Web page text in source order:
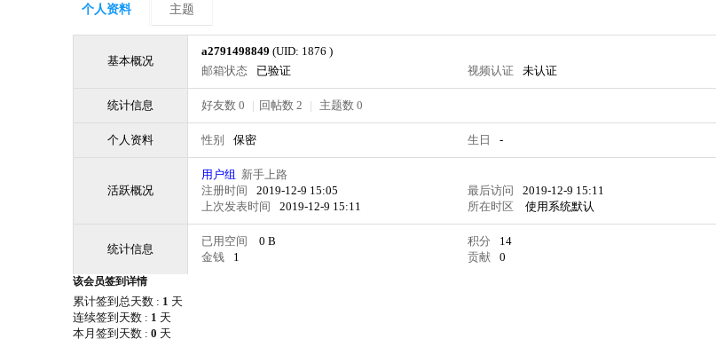
个人资料 主题
基本概况
a2791498849 (UID: 1876 )
邮箱状态
已验证 视频认证 未认证
统计信息 好友数 0 | 回帖数 2 | 主题数 0
个人资料 性别 保密 生日 -
活跃概况
用户组 新手上路
注册时间
2019-12-9 15:05 最后访问 2019-12-9 15:11
上次发表时间
2019-12-9 15:11 所在时区 使用系统默认
统计信息
已用空间 0 B 积分 14
金钱
1 贡献 0
该会员签到详情
累计签到总天数 : 1 天
连续签到天数 : 1 天
本月签到天数 : 0 天